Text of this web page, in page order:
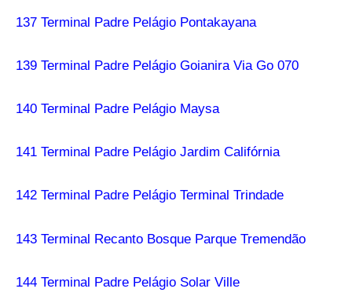
137 Terminal Padre Pelágio Pontakayana
139 Terminal Padre Pelágio Goianira Via Go 070
140 Terminal Padre Pelágio Maysa
141 Terminal Padre Pelágio Jardim Califórnia
142 Terminal Padre Pelágio Terminal Trindade
143 Terminal Recanto Bosque Parque Tremendão
144 Terminal Padre Pelágio Solar Ville